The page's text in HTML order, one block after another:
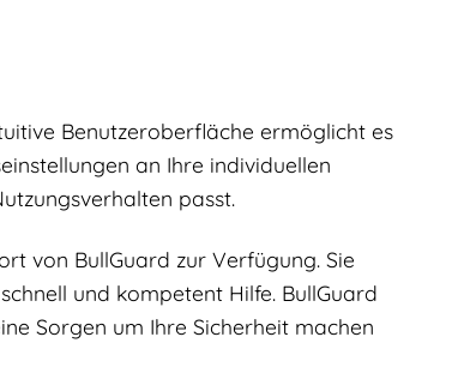
Benutzeroberfläche ermöglicht es
an Ihre individuellen
passt.
von BullGuard zur Verfügung. Sie
und kompetent Hilfe. BullGuard
Sorgen um Ihre Sicherheit machen